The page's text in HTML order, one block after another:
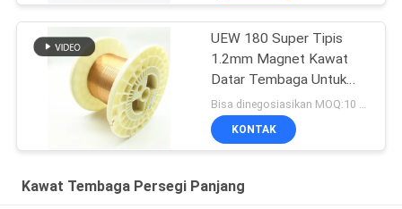
UEW 180 Super Tipis
1.2mm Magnet Kawat
Datar Tembaga Untuk
Berliku
KONTAK
Kawat Tembaga Persegi Panjang